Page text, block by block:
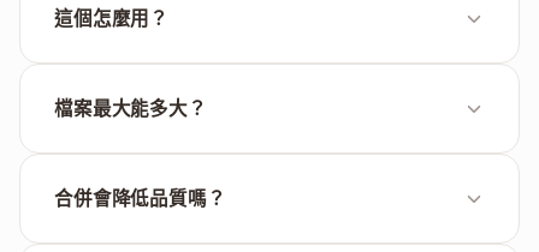
這個怎麼用？
案馬上就能下載，可以直接分享或存檔。
檔案最大能多大？
下再合併。
合併會降低品質嗎？